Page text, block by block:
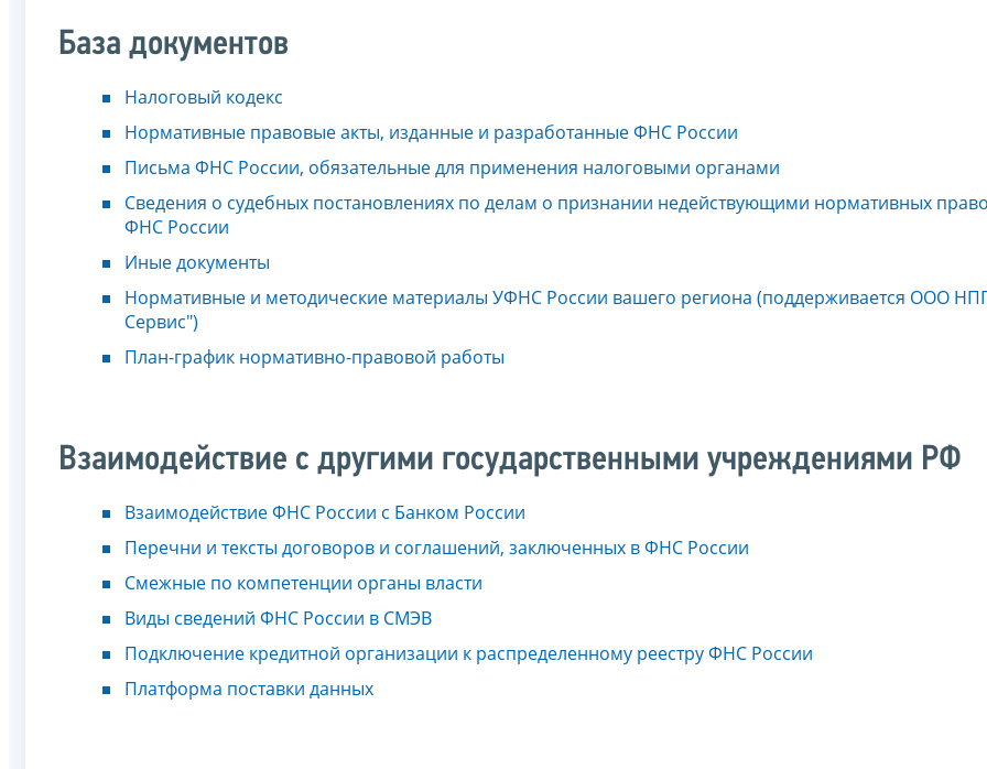
База документов
Налоговый кодекс
Нормативные правовые акты, изданные и разработанные ФНС России
Письма ФНС России, обязательные для применения налоговыми органами
Сведения о судебных постановлениях по делам о признании недействующими нормативных
ФНС России
Иные документы
Нормативные и методические материалы УФНС России вашего региона (поддерживается ООО
Сервис")
План-график нормативно-правовой работы
Взаимодействие с другими государственными учреждениями РФ
Взаимодействие ФНС России с Банком России
Перечни и тексты договоров и соглашений, заключенных в ФНС России
Смежные по компетенции органы власти
Виды сведений ФНС России в СМЭВ
Подключение кредитной организации к распределенному реестру ФНС России
Платформа поставки данных